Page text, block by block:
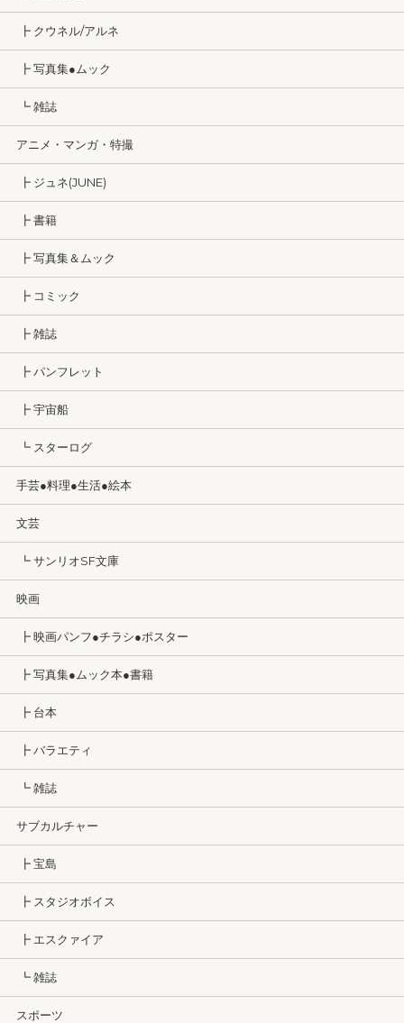
┣ クウネル/アルネ
┣ 写真集●ムック
┗ 雑誌
アニメ・マンガ・特撮
┣ ジュネ(JUNE)
┣ 書籍
┣ 写真集＆ムック
┣ コミック
┣ 雑誌
┣ パンフレット
┣ 宇宙船
┗ スターログ
手芸●料理●生活●絵本
文芸
┗ サンリオSF文庫
映画
┣ 映画パンフ●チラシ●ポスター
┣ 写真集●ムック本●書籍
┣ 台本
┣ バラエティ
┗ 雑誌
サブカルチャー
┣ 宝島
┣ スタジオボイス
┣ エスクァイア
┗ 雑誌
スポーツ